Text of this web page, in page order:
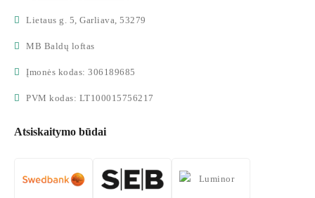
Lietaus g. 5, Garliava, 53279
MB Baldų loftas
Įmonės kodas: 306189685
PVM kodas: LT100015756217
Atsiskaitymo būdai